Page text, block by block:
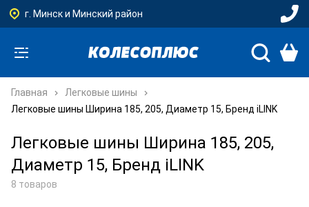
г. Минск и Минский район
Главная
Легковые шины
Легковые шины Ширина 185, 205, Диаметр 15, Бренд iLINK
Легковые шины Ширина 185, 205,
Диаметр 15, Бренд iLINK
8 товаров